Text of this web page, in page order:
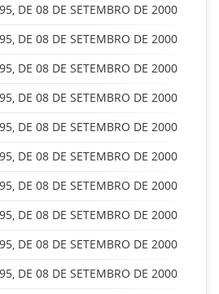
DE 08 DE SETEMBRO DE 2000
DE 08 DE SETEMBRO DE 2000
DE 08 DE SETEMBRO DE 2000
DE 08 DE SETEMBRO DE 2000
DE 08 DE SETEMBRO DE 2000
DE 08 DE SETEMBRO DE 2000
DE 08 DE SETEMBRO DE 2000
DE 08 DE SETEMBRO DE 2000
DE 08 DE SETEMBRO DE 2000
DE 08 DE SETEMBRO DE 2000